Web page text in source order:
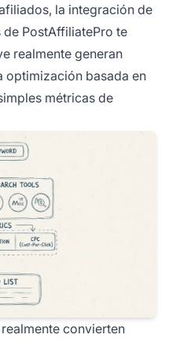
la integración de
PostAffiliatePro te
realmente generan
optimización basada en
métricas de
convierten